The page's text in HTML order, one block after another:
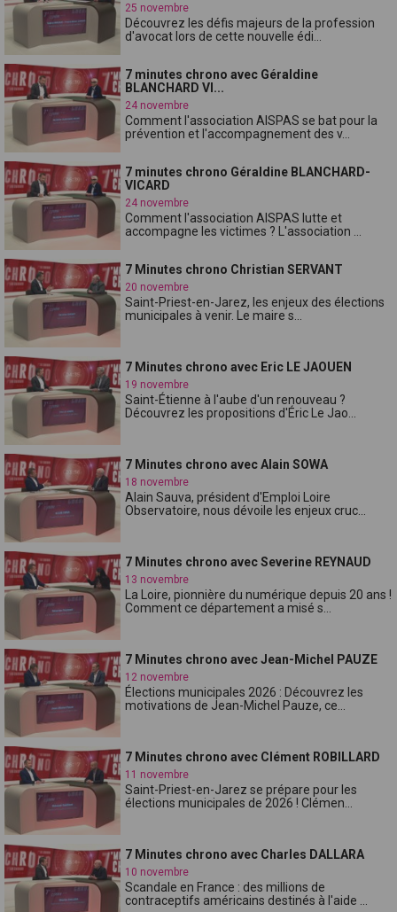
25 novembre
Découvrez les défis majeurs de la profession
d'avocat lors de cette nouvelle édi...
7 minutes chrono avec Géraldine
BLANCHARD VI...
24 novembre
Comment l'association AISPAS se bat pour la
prévention et l'accompagnement des v...
7 minutes chrono Géraldine BLANCHARD-
VICARD
24 novembre
Comment l'association AISPAS lutte et
accompagne les victimes ? L'association ...
7 Minutes chrono Christian SERVANT
20 novembre
Saint-Priest-en-Jarez, les enjeux des élections
municipales à venir. Le maire s...
7 Minutes chrono avec Eric LE JAOUEN
19 novembre
Saint-Étienne à l'aube d'un renouveau ?
Découvrez les propositions d'Éric Le Jao...
7 Minutes chrono avec Alain SOWA
18 novembre
Alain Sauva, président d'Emploi Loire
Observatoire, nous dévoile les enjeux cruc...
7 Minutes chrono avec Severine REYNAUD
13 novembre
La Loire, pionnière du numérique depuis 20 ans !
Comment ce département a misé s...
7 Minutes chrono avec Jean-Michel PAUZE
12 novembre
Élections municipales 2026 : Découvrez les
motivations de Jean-Michel Pauze, ce...
7 Minutes chrono avec Clément ROBILLARD
11 novembre
Saint-Priest-en-Jarez se prépare pour les
élections municipales de 2026 ! Clémen...
7 Minutes chrono avec Charles DALLARA
10 novembre
Scandale en France : des millions de
contraceptifs américains destinés à l'aide ...